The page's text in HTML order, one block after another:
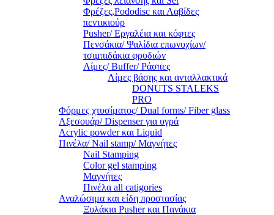
Φρέζες,Pododisc και Λαβίδες
πεντικιούρ
Pusher/ Εργαλέια και κόφτες
Πενσάκια/ Ψαλίδια επωνυχίων/
τσιμπιδάκια φρυδιών
Λίμες/ Buffer/ Ράσπες
Λίμες βάσης και ανταλλακτικά
DONUTS STALEKS
PRO
Φόρμες χτυσίματος/ Dual forms/ Fiber glass
Αξεσουάρ/ Dispenser για υγρά
Acrylic powder και Liquid
Πινέλα/ Nail stamp/ Μαγνήτες
Nail Stamping
Color gel stamping
Μαγνήτες
Πινέλα all catigories
Αναλώσιμα και είδη προστασίας
Ξυλάκια Pusher και Πανάκια